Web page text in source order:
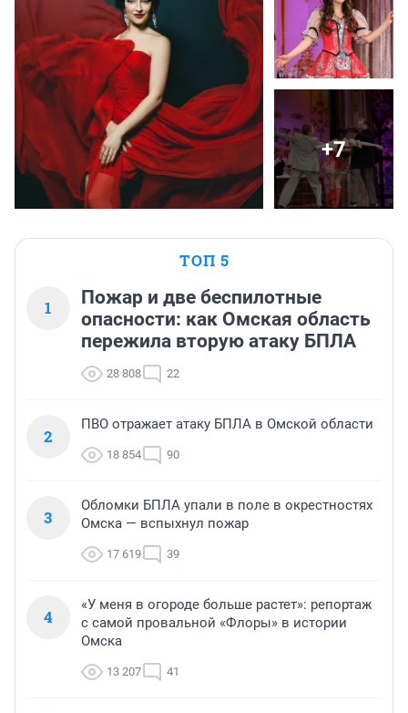
+7
ТОП 5
1
Пожар и две беспилотные
опасности: как Омская область
пережила вторую атаку БПЛА
28 808 22
2
ПВО отражает атаку БПЛА в Омской области
18 854 90
3
Обломки БПЛА упали в поле в окрестностях
Омска — вспыхнул пожар
17 619 39
4
«У меня в огороде больше растет»: репортаж
с самой провальной «Флоры» в истории
Омска
13 207 41